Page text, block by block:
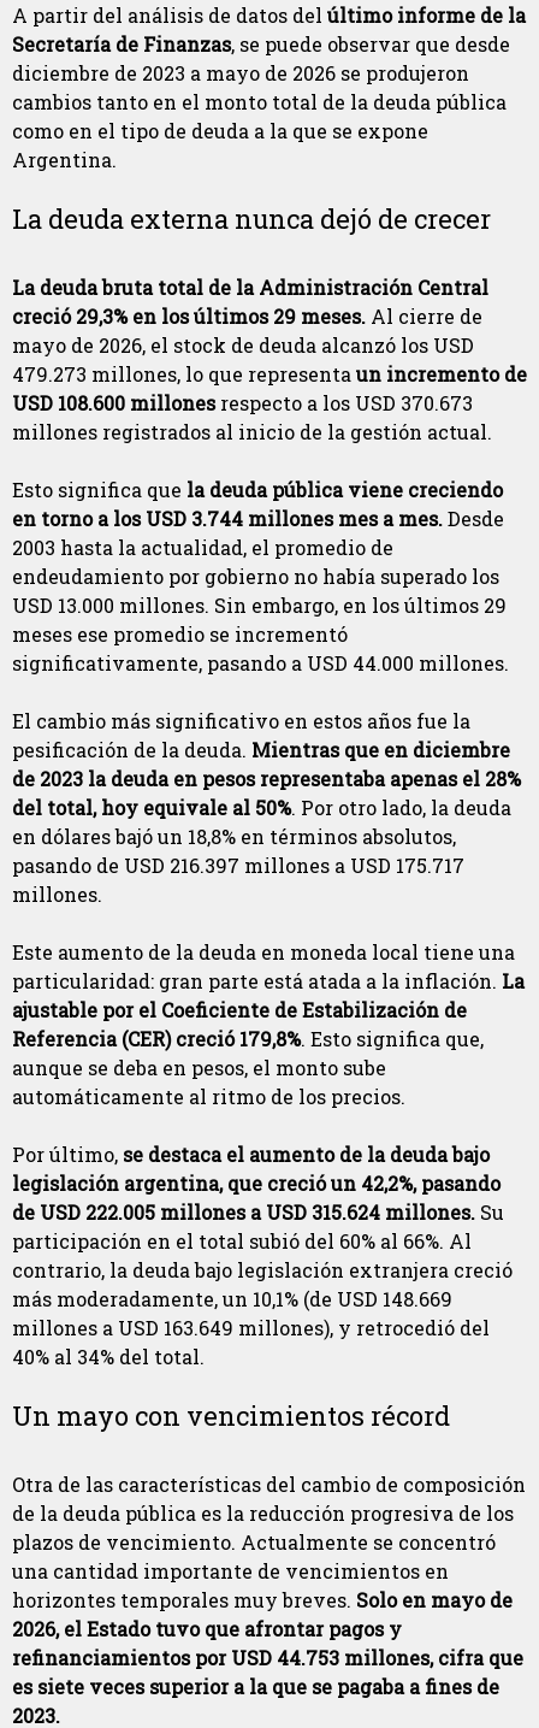
A partir del análisis de datos del último informe de la
Secretaría de Finanzas, se puede observar que desde
diciembre de 2023 a mayo de 2026 se produjeron
cambios tanto en el monto total de la deuda pública
como en el tipo de deuda a la que se expone
Argentina.
La deuda externa nunca dejó de crecer
La deuda bruta total de la Administración Central
creció 29,3% en los últimos 29 meses. Al cierre de
mayo de 2026, el stock de deuda alcanzó los USD
479.273 millones, lo que representa un incremento de
USD 108.600 millonesrespecto a los USD 370.673
millones registrados al inicio de la gestión actual.
Esto significa que la deuda pública viene creciendo
en torno a los USD 3.744 millones mes a mes.Desde
2003 hasta la actualidad, el promedio de
endeudamiento por gobierno no había superado los
USD 13.000 millones. Sin embargo, en los últimos 29
meses ese promedio se incrementó
significativamente, pasando a USD 44.000 millones.
El cambio más significativo en estos años fue la
pesificación de la deuda. Mientras que en diciembre
de 2023 la deuda en pesos representaba apenas el 28%
del total, hoy equivale al 50%. Por otro lado, la deuda
en dólares bajó un 18,8% en términos absolutos,
pasando de USD 216.397 millones a USD 175.717
millones.
Este aumento de la deuda en moneda local tiene una
particularidad: gran parte está atada a la inflación. La
ajustable por el Coeficiente de Estabilización de
Referencia (CER) creció 179,8%. Esto significa que,
aunque se deba en pesos, el monto sube
automáticamente al ritmo de los precios.
Por último, se destaca el aumento de la deuda bajo
legislación argentina, que creció un 42,2%, pasando
de USD 222.005 millones a USD 315.624 millones. Su
participación en el total subió del 60% al 66%. Al
contrario, la deuda bajo legislación extranjera creció
más moderadamente, un 10,1% (de USD 148.669
millones a USD 163.649 millones), y retrocedió del
40% al 34% del total.
Un mayo con vencimientos récord
Otra de las características del cambio de composición
de la deuda pública es la reducción progresiva de los
plazos de vencimiento. Actualmente se concentró
una cantidad importante de vencimientos en
horizontes temporales muy breves. Solo en mayo de
2026, el Estado tuvo que afrontar pagos y
refinanciamientos por USD 44.753 millones, cifra que
es siete veces superior a la que se pagaba a fines de
2023.